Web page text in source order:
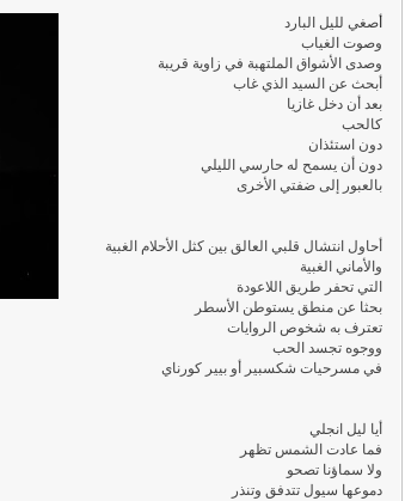
صغي لليل البارد
وصوت الغياب
وصدى الأشواق الملتهبة في زاوية قريبة
أبحث عن السيد الذي غاب
بعد أن دخل غازيا
كالحب
دون استئذان
دون أن يسمح له حارسي الليلي
بالعبور إلى ضفتي الأخرى
أحاول انتشال قلبي العالق بين كثل الأحلام الغبية
والأماني الغبية
التي تحفر طريق اللاعودة
بحثا عن منطق يستوطن الأسطر
تعترف به شخوص الروايات
ووجوه تجسد الحب
في مسرحيات شكسبير أو بيير كورناي
أيا ليل انجلي
فما عادت الشمس تظهر
ولا سماؤنا تصحو
دموعها سيول تتدفق وتنذر